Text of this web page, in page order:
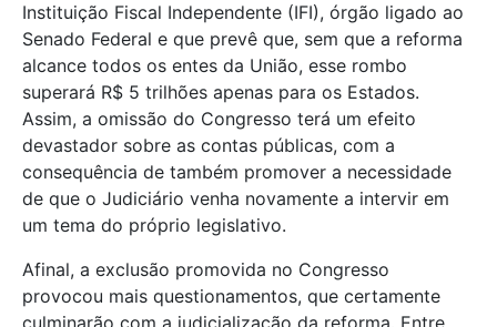
Instituição Fiscal Independente (IFI), órgão ligado ao
Senado Federal e que prevê que, sem que a reforma
alcance todos os entes da União, esse rombo
superará R$ 5 trilhões apenas para os Estados.
Assim, a omissão do Congresso terá um efeito
devastador sobre as contas públicas, com a
consequência de também promover a necessidade
de que o Judiciário venha novamente a intervir em
um tema do próprio legislativo.
Afinal, a exclusão promovida no Congresso
provocou mais questionamentos, que certamente